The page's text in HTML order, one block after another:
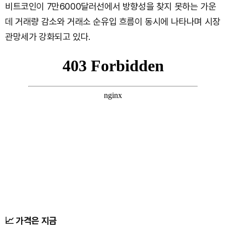
비트코인이 7만6000달러선에서 방향성을 찾지 못하는 가운
데 거래량 감소와 거래소 순유입 흐름이 동시에 나타나며 시장
관망세가 강화되고 있다.
📈 가격은 지금